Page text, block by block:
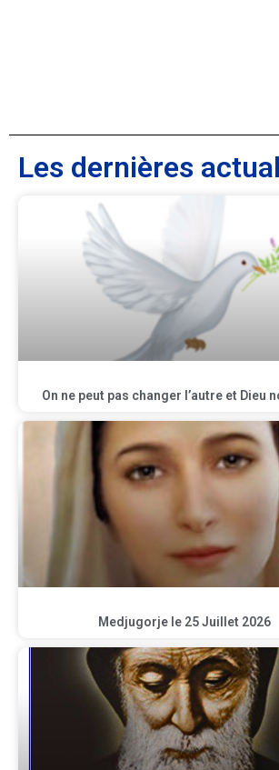
Les dernières
On ne peut pas changer l’autre et Dieu
Medjugorje le 25 Juillet 2026